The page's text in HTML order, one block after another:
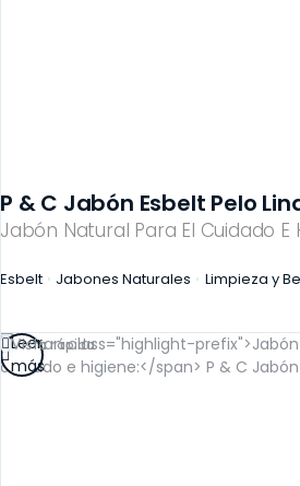
Jabón Natural Para El Cuidado E
P & C Jabón Esbelt Pelo
Esbelt Jabones Naturales Limpieza y
Vista rápida
Leer
más